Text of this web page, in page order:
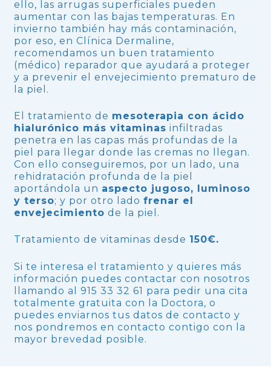
ello, las arrugas superficiales pueden
aumentar con las bajas temperaturas. En
invierno también hay más contaminación,
por eso, en Clínica Dermaline,
recomendamos un buen tratamiento
(médico) reparador que ayudará a proteger
y a prevenir el envejecimiento prematuro de
la piel.
El tratamiento de mesoterapia con ácido
hialurónico más vitaminas infiltradas
penetra en las capas más profundas de la
piel para llegar donde las cremas no llegan.
Con ello conseguiremos, por un lado, una
rehidratación profunda de la piel
aportándola un aspecto jugoso, luminoso
y terso; y por otro ladofrenar el
envejecimiento de la piel.
Tratamiento de vitaminas desde 150€.
Si te interesa el tratamiento y quieres más
información puedes contactar con nosotros
llamando al 915 33 32 61 para pedir una cita
totalmente gratuita con la Doctora, o
puedes enviarnos tus datos de contacto y
nos pondremos en contacto contigo con la
mayor brevedad posible.